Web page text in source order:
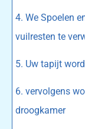
4. We Spoelen
vuilresten te
5. Uw tapijt
6. vervolgens
droogkamer